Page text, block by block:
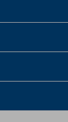
ästhetisches
und harmonische